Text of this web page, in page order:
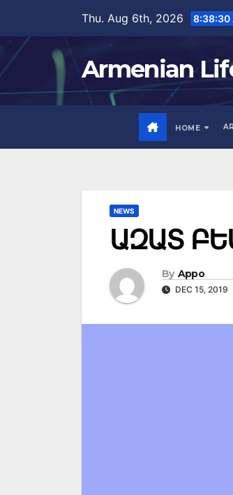
content
Thu. Aug 6th, 2026 8:38:31
Armenian
HOME
NEWS
ԱԶԱՏ
By Appo
DEC 15, 2019